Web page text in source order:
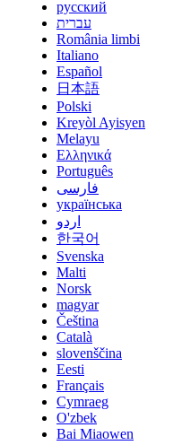
русский
עברית
România limbi
Italiano
Español
日本語
Polski
Kreyòl Ayisyen
Melayu
Ελληνικά
Português
فارسی
українська
اردو
한국어
Svenska
Malti
Norsk
magyar
Čeština
Català
slovenščina
Eesti
Français
Cymraeg
O'zbek
Bai Miaowen